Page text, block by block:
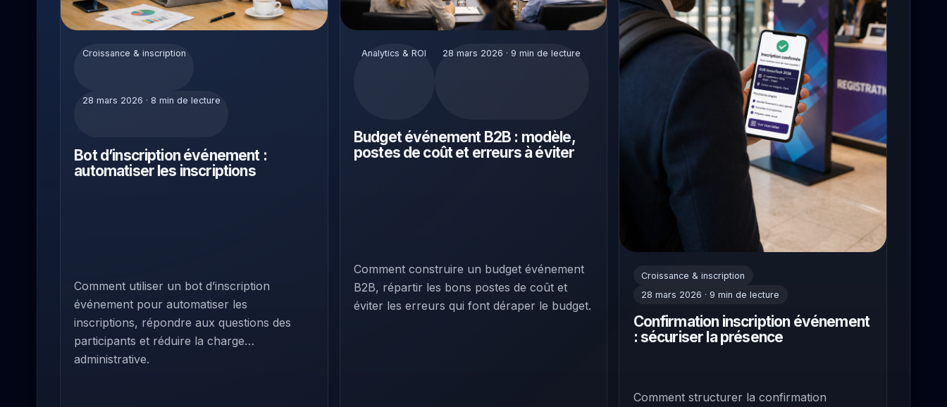
Croissance & inscription
28 mars 2026 · 8 min de lecture
Bot d’inscription événement :
automatiser les inscriptions
Comment utiliser un bot d’inscription
événement pour automatiser les
inscriptions, répondre aux questions des
participants et réduire la charge
administrative.
Analytics & ROI 28 mars 2026 · 9 min de lecture
Budget événement B2B : modèle,
postes de coût et erreurs à éviter
Comment construire un budget événement
B2B, répartir les bons postes de coût et
éviter les erreurs qui font déraper le budget.
Croissance & inscription
28 mars 2026 · 9 min de lecture
Confirmation inscription événement
: sécuriser la présence
Comment structurer la confirmation